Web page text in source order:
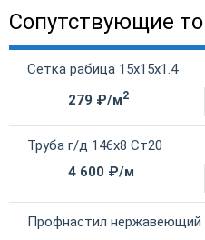
Сопутствующие
Сетка рабица 15х15х1.4
279 ₽/м2
Труба г/д 146х8 Ст20
4 600 ₽/м
Профнастил нержавеющий